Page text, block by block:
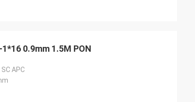
0.9mm 1.5M PON
APC